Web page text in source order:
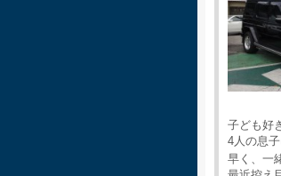
子ども好
4人の息
早く、一